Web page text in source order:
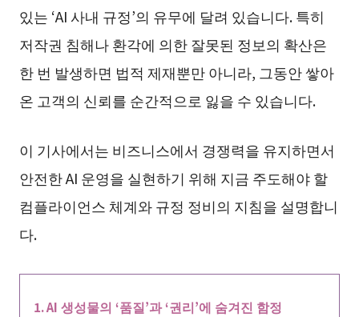
있는 ‘AI 사내 규정’의 유무에 달려 있습니다. 특히
저작권 침해나 환각에 의한 잘못된 정보의 확산은
한 번 발생하면 법적 제재뿐만 아니라, 그동안 쌓아
온 고객의 신뢰를 순간적으로 잃을 수 있습니다.
이 기사에서는 비즈니스에서 경쟁력을 유지하면서
안전한 AI 운영을 실현하기 위해 지금 주도해야 할
컴플라이언스 체계와 규정 정비의 지침을 설명합니
다.
AI 생성물의 ‘품질’과 ‘권리’에 숨겨진 함정